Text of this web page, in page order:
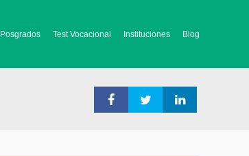
Posgrados Test Vocacional Instituciones Blog